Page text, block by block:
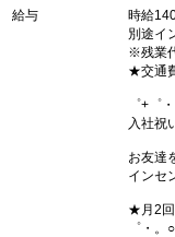
給与
時給
別途イ
※残業
★交通
゜+゜
入社祝
お友達
インセ
★月2回
゜・